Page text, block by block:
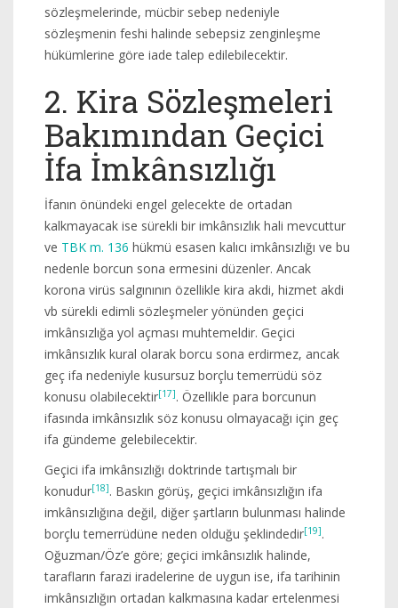
sözleşmelerinde, mücbir sebep nedeniyle
sözleşmenin feshi halinde sebepsiz zenginleşme
hükümlerine göre iade talep edilebilecektir.
2. Kira Sözleşmeleri
Bakımından Geçici
İfa İmkânsızlığı
İfanın önündeki engel gelecekte de ortadan
kalkmayacak ise sürekli bir imkânsızlık hali mevcuttur
ve TBK m. 136 hükmü esasen kalıcı imkânsızlığı ve bu
nedenle borcun sona ermesini düzenler. Ancak
korona virüs salgınının özellikle kira akdi, hizmet akdi
vb sürekli edimli sözleşmeler yönünden geçici
imkânsızlığa yol açması muhtemeldir. Geçici
imkânsızlık kural olarak borcu sona erdirmez, ancak
geç ifa nedeniyle kusursuz borçlu temerrüdü söz
konusu olabilecektir[17]. Özellikle para borcunun
ifasında imkânsızlık söz konusu olmayacağı için geç
ifa gündeme gelebilecektir.
Geçici ifa imkânsızlığı doktrinde tartışmalı bir
konudur[18]. Baskın görüş, geçici imkânsızlığın ifa
imkânsızlığına değil, diğer şartların bulunması halinde
borçlu temerrüdüne neden olduğu şeklindedir[19].
Oğuzman/Öz’e göre; geçici imkânsızlık halinde,
tarafların farazi iradelerine de uygun ise, ifa tarihinin
imkânsızlığın ortadan kalkmasına kadar ertelenmesi